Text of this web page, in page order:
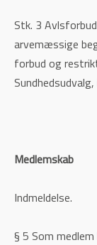
Stk. 3
arvemæssige
forbud og
Medlemskab
Indmeldelse.
§ 5 Som